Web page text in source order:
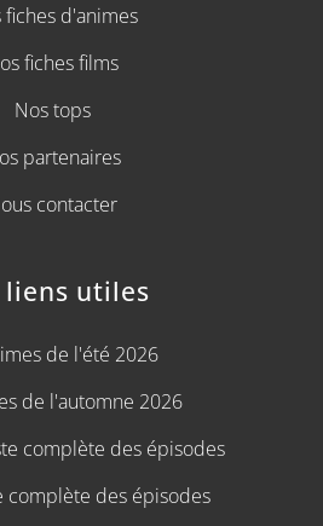
fiches d'animes
fiches films
Nos tops
partenaires
contacter
liens utiles
de l'été 2026
de l'automne 2026
complète des épisodes
complète des épisodes